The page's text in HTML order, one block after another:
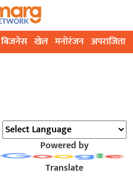
बिजनेस खेल मनोरंजन अपराजिता
Powered by
Translate